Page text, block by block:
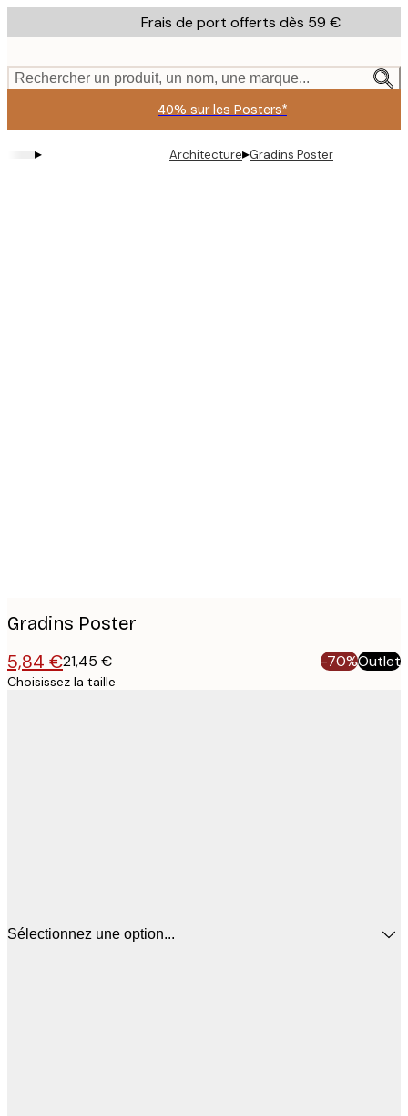
to
content.
Frais de port offerts dès 59 €
Rechercher un produit, un nom, une marque...
40% sur les Posters*
▸ Architecture▸Gradins Poster
Gradins Poster
5,84 €21,45 € -70%Outlet
Choisissez la taille
Sélectionnez une option...